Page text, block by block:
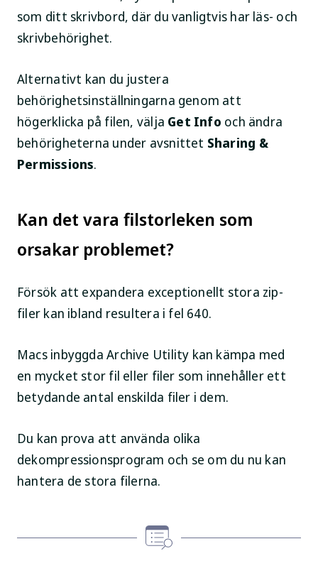
som ditt skrivbord, där du vanligtvis har läs- och
skrivbehörighet.
Alternativt kan du justera
behörighetsinställningarna genom att
högerklicka på filen, välja Get Info och ändra
behörigheterna under avsnittet Sharing &
Permissions.
Kan det vara filstorleken som
orsakar problemet?
Försök att expandera exceptionellt stora zip-
filer kan ibland resultera i fel 640.
Macs inbyggda Archive Utility kan kämpa med
en mycket stor fil eller filer som innehåller ett
betydande antal enskilda filer i dem.
Du kan prova att använda olika
dekompressionsprogram och se om du nu kan
hantera de stora filerna.